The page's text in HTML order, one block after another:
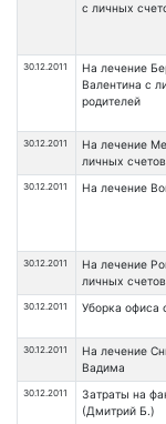
с личных
30.12.2011
На лечение
Валентина с
родителей
30.12.2011
На лечение
личных
30.12.2011 На лечение
30.12.2011
На лечение
личных
30.12.2011 Уборка офиса
30.12.2011
На лечение
Вадима
30.12.2011
Затраты на
(Дмитрий Б.)